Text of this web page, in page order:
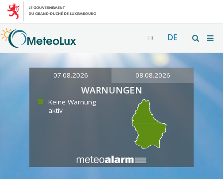
FR DE
07.08.2026 08.08.2026
WARNUNGEN
Keine Warnung
aktiv